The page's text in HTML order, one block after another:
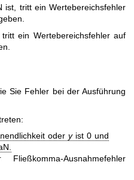
ist, tritt ein Wertebereichsfehler
ein Wertebereichsfehler auf
Sie Fehler bei der Ausführung
oder yist 0 und
Ausnahmefehler